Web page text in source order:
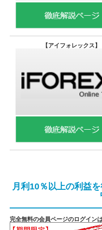
【アイフォレックス】
月利10％以上の利益
完全無料の会員ページのログイン